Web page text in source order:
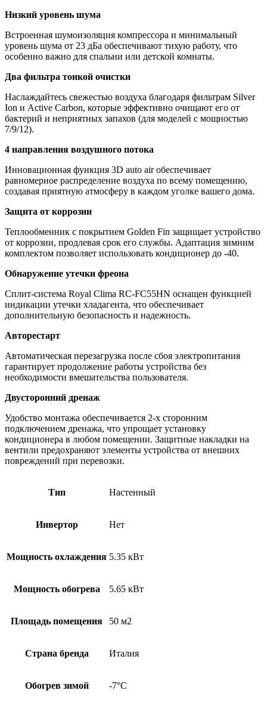
Низкий уровень шума
Встроенная шумоизоляция компрессора и минимальный
уровень шума от 23 дБа обеспечивают тихую работу, что
особенно важно для спальни или детской комнаты.
Два фильтра тонкой очистки
Наслаждайтесь свежестью воздуха благодаря фильтрам Silver
Ion и Active Carbon, которые эффективно очищают его от
бактерий и неприятных запахов (для моделей с мощностью
7/9/12).
4 направления воздушного потока
Инновационная функция 3D auto air обеспечивает
равномерное распределение воздуха по всему помещению,
создавая приятную атмосферу в каждом уголке вашего дома.
Защита от коррозии
Теплообменник с покрытием Golden Fin защищает устройство
от коррозии, продлевая срок его службы. Адаптация зимним
комплектом позволяет использовать кондиционер до -40.
Обнаружение утечки фреона
Сплит-система Royal Clima RC-FC55HN оснащен функцией
индикации утечки хладагента, что обеспечивает
дополнительную безопасность и надежность.
Авторестарт
Автоматическая перезагрузка после сбоя электропитания
гарантирует продолжение работы устройства без
необходимости вмешательства пользователя.
Двусторонний дренаж
Удобство монтажа обеспечивается 2-х сторонним
подключением дренажа, что упрощает установку
кондиционера в любом помещении. Защитные накладки на
вентили предохраняют элементы устройства от внешних
повреждений при перевозки.
Тип Настенный
Инвертор Нет
Мощность охлаждения 5.35 кВт
Мощность обогрева 5.65 кВт
Площадь помещения 50 м2
Страна бренда Италия
Обогрев зимой -7°С